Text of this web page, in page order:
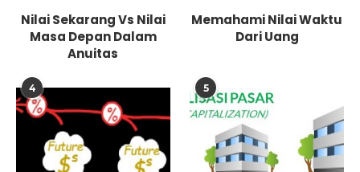
Nilai Sekarang Vs Nilai
Masa Depan Dalam
Anuitas
Memahami Nilai Waktu
Dari Uang
4 5